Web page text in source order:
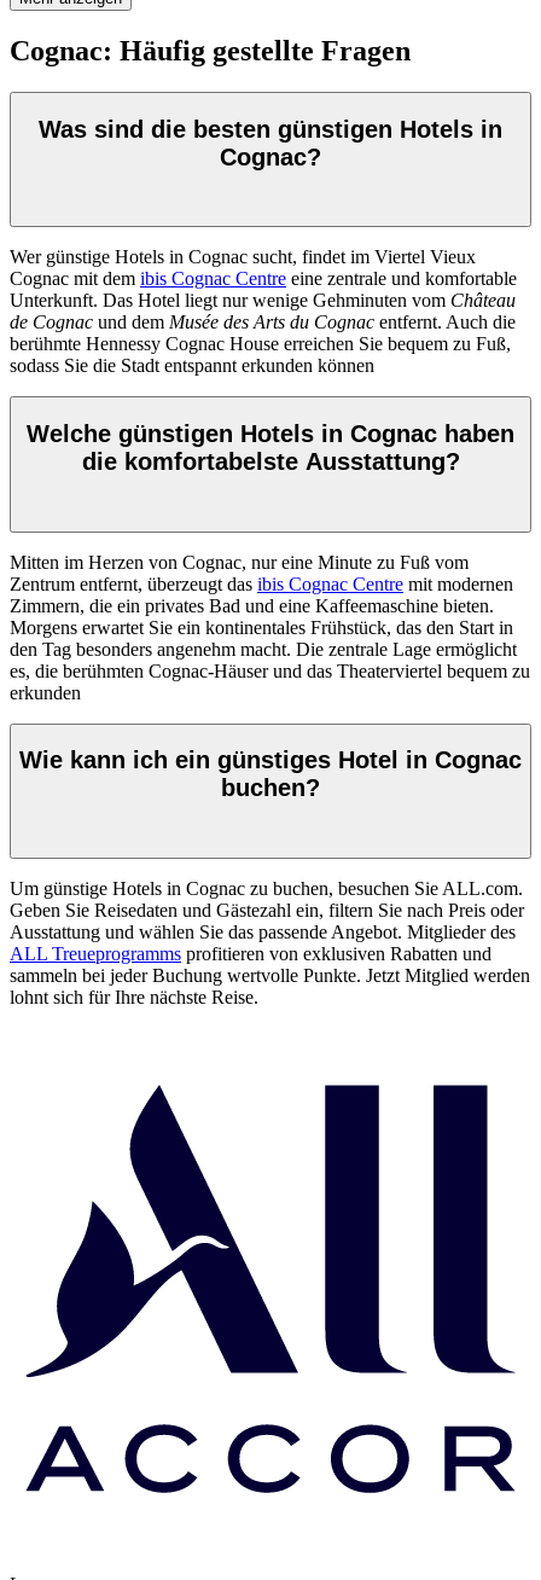
Cognac: Häufig gestellte Fragen
Was sind die besten günstigen Hotels in
Cognac?
Wer günstige Hotels in Cognac sucht, findet im Viertel Vieux
Cognac mit dem ibis Cognac Centre eine zentrale und komfortable
Unterkunft. Das Hotel liegt nur wenige Gehminuten vom Château
de Cognac und dem Musée des Arts du Cognac entfernt. Auch die
berühmte Hennessy Cognac House erreichen Sie bequem zu Fuß,
sodass Sie die Stadt entspannt erkunden können
Welche günstigen Hotels in Cognac haben
die komfortabelste Ausstattung?
Mitten im Herzen von Cognac, nur eine Minute zu Fuß vom
Zentrum entfernt, überzeugt das ibis Cognac Centre mit modernen
Zimmern, die ein privates Bad und eine Kaffeemaschine bieten.
Morgens erwartet Sie ein kontinentales Frühstück, das den Start in
den Tag besonders angenehm macht. Die zentrale Lage ermöglicht
es, die berühmten Cognac-Häuser und das Theaterviertel bequem zu
erkunden
Wie kann ich ein günstiges Hotel in Cognac
buchen?
Um günstige Hotels in Cognac zu buchen, besuchen Sie ALL.com.
Geben Sie Reisedaten und Gästezahl ein, filtern Sie nach Preis oder
Ausstattung und wählen Sie das passende Angebot. Mitglieder des
ALL Treueprogramms profitieren von exklusiven Rabatten und
sammeln bei jeder Buchung wertvolle Punkte. Jetzt Mitglied werden
lohnt sich für Ihre nächste Reise.